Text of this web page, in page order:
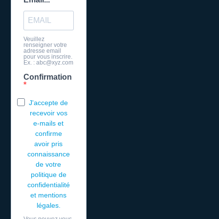
Veuillez
renseigner votre
adresse email
pour vous inscrire.
Ex. : abc@xyz.com
Confirmation
J'accepte de
recevoir vos
e-mails et
confirme
avoir pris
connaissance
de votre
politique de
confidentialité
et mentions
légales.